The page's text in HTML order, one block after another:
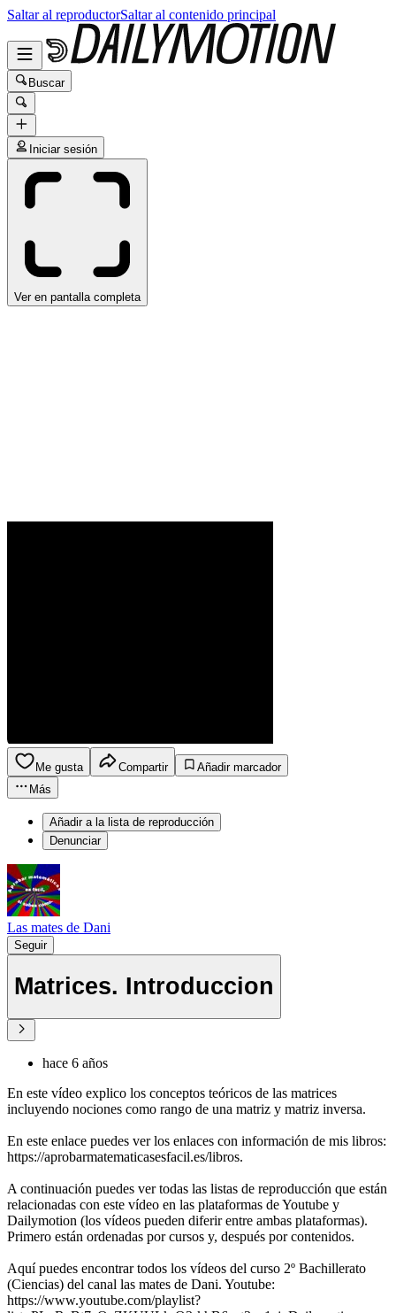
Saltar al reproductorSaltar al contenido principal
Buscar
Iniciar sesión
Ver en pantalla completa
Me gusta Compartir
Añadir marcador
Más
Añadir a la lista de reproducción
Denunciar
Las mates de Dani
Seguir
Matrices. Introduccion
hace 6 años
En este vídeo explico los conceptos teóricos de las matrices
incluyendo nociones como rango de una matriz y matriz inversa.
En este enlace puedes ver los enlaces con información de mis libros:
https://aprobarmatematicasesfacil.es/libros.
A continuación puedes ver todas las listas de reproducción que están
relacionadas con este vídeo en las plataformas de Youtube y
Dailymotion (los vídeos pueden diferir entre ambas plataformas).
Primero están ordenadas por cursos y, después por contenidos.
Aquí puedes encontrar todos los vídeos del curso 2º Bachillerato
(Ciencias) del canal las mates de Dani. Youtube:
https://www.youtube.com/playlist?